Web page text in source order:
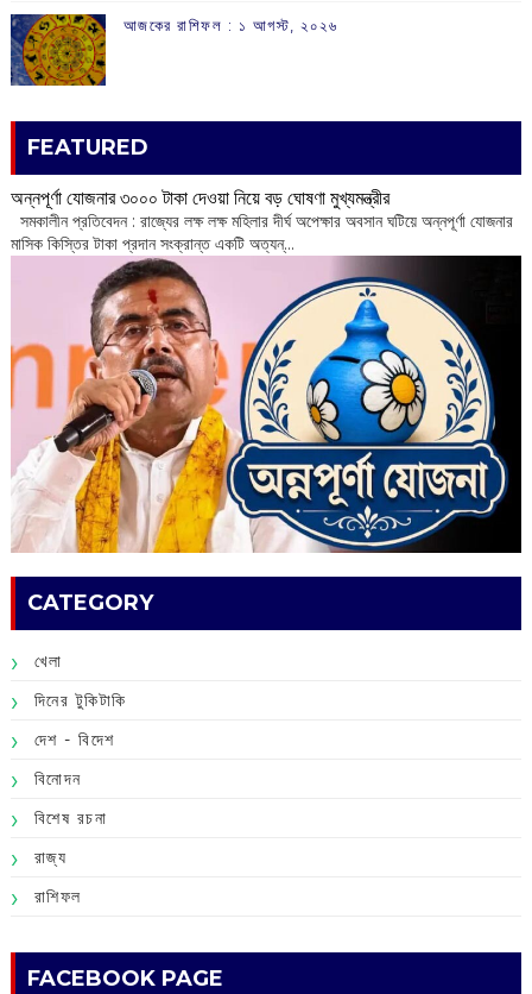
আজকের রাশিফল :‌ ‌‌১ আগস্ট, ২০২৬
FEATURED
অন্নপূর্ণা যোজনার ৩০০০ টাকা দেওয়া নিয়ে বড় ঘোষণা মুখ্যমন্ত্রীর
সমকালীন প্রতিবেদন : রাজ্যের লক্ষ লক্ষ মহিলার দীর্ঘ অপেক্ষার অবসান ঘটিয়ে অন্নপূর্ণা যোজনার
মাসিক কিস্তির টাকা প্রদান সংক্রান্ত একটি অত্যন্...
CATEGORY
খেলা
দিনের টুকিটাকি
দেশ - বিদেশ
বিনোদন
বিশেষ রচনা
রাজ্য
রাশিফল
FACEBOOK PAGE